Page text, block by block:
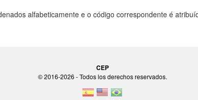
alfabeticamente e o código correspondente é
CEP
© 2016-2026 - Todos los derechos reservados.